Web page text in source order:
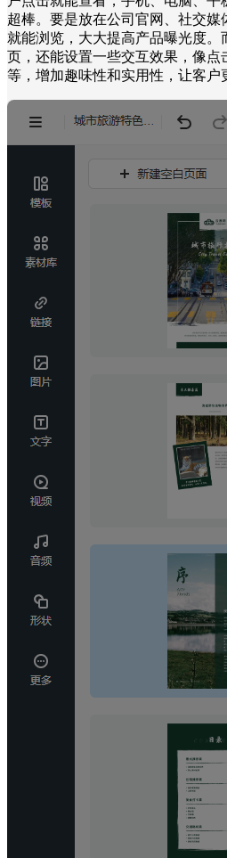
超棒。要是放在公司官网、社交
就能浏览，大大提高产品曝光度
页，还能设置一些交互效果，像
等，增加趣味性和实用性，让客户